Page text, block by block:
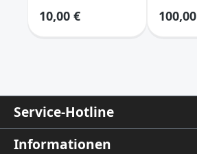
10,00 €
Service-Hotline
Informationen